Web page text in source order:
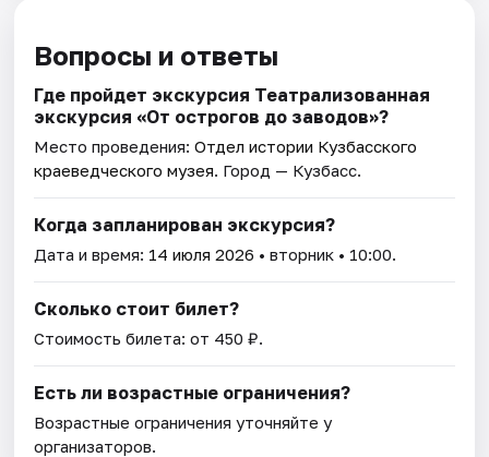
Вопросы и ответы
Где пройдет экскурсия Театрализованная
экскурсия «От острогов до заводов»?
Место проведения:Отдел истории Кузбасского
краеведческого музея. Город — Кузбасс.
Когда запланирован экскурсия?
Дата и время: 14 июля 2026 • вторник • 10:00.
Сколько стоит билет?
Стоимость билета: от 450 ₽.
Есть ли возрастные ограничения?
Возрастные ограничения уточняйте у
организаторов.